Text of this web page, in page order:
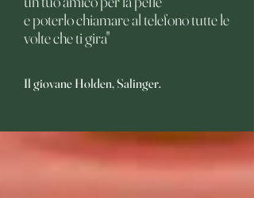
e poterlo chiamare al telefono tutte le
volte che ti gira"
Il giovane Holden, Salinger.